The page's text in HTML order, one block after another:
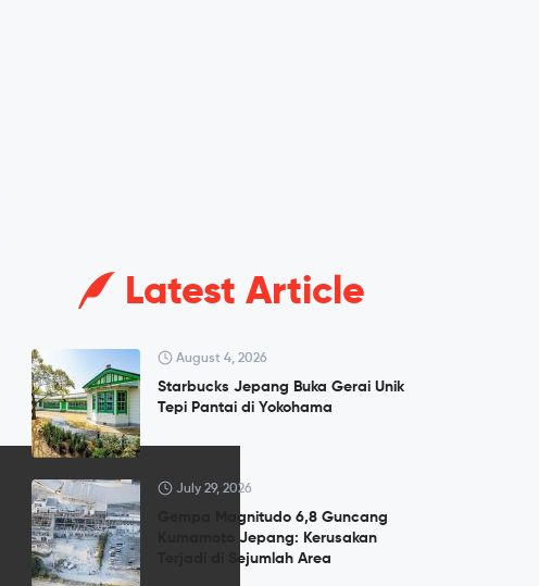
Latest Article
August 4, 2026
Starbucks Jepang Buka Gerai Unik
Tepi Pantai di Yokohama
July 29, 2026
Gempa Magnitudo 6,8 Guncang
Kumamoto Jepang: Kerusakan
Terjadi di Sejumlah Area